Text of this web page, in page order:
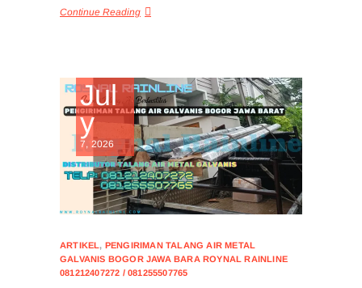
Continue Reading
Jul
y
7, 2026
ARTIKEL, PENGIRIMAN TALANG AIR METAL
GALVANIS BOGOR JAWA BARA ROYNAL RAINLINE
081212407272 / 081255507765